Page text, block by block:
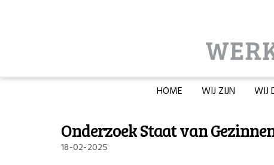
HOME WIJ ZIJN WIJ
Onderzoek Staat van
18-02-2025